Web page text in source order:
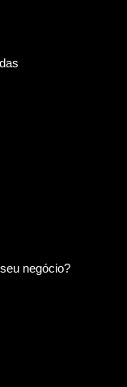
negócio?